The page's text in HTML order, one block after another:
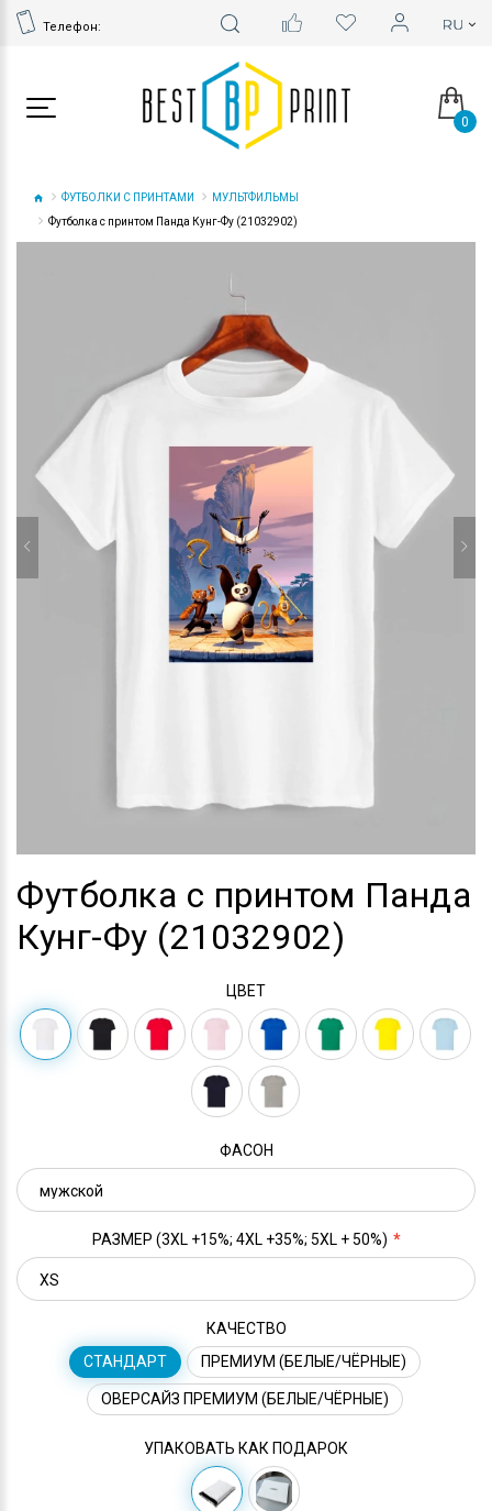
Телефон:
0
ФУТБОЛКИ С ПРИНТАМИ
МУЛЬТФИЛЬМЫ
Футболка с принтом Панда Кунг-Фу (21032902)
Футболка с принтом Панда
Кунг-Фу (21032902)
ЦВЕТ
ФАСОН
РАЗМЕР (3XL +15%; 4XL +35%; 5XL + 50%)
КАЧЕСТВО
СТАНДАРТ
ПРЕМИУМ (БЕЛЫЕ/ЧЁРНЫЕ)
ОВЕРСАЙЗ ПРЕМИУМ (БЕЛЫЕ/ЧЁРНЫЕ)
УПАКОВАТЬ КАК ПОДАРОК